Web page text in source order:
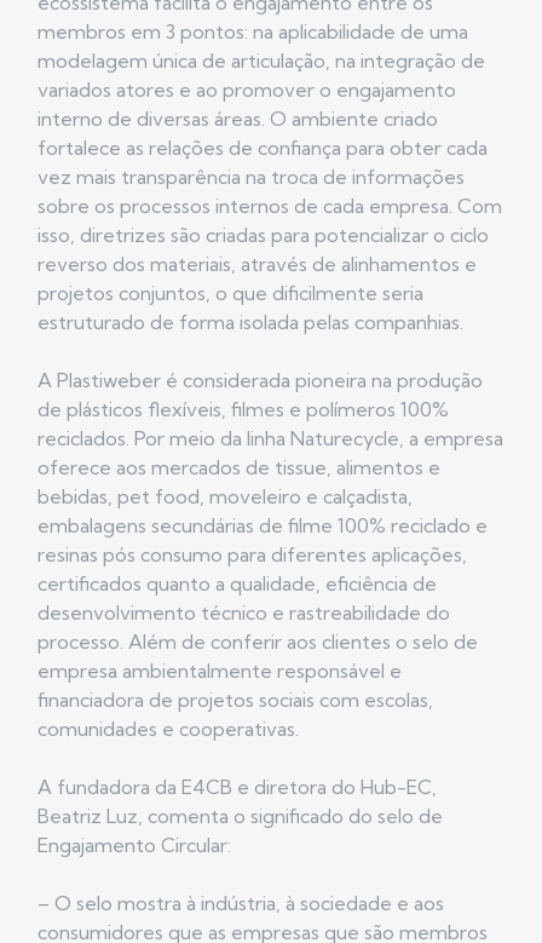
membros em 3 pontos: na aplicabilidade de uma
modelagem única de articulação, na integração de
variados atores e ao promover o engajamento
interno de diversas áreas. O ambiente criado
fortalece as relações de confiança para obter cada
vez mais transparência na troca de informações
sobre os processos internos de cada empresa. Com
isso, diretrizes são criadas para potencializar o ciclo
reverso dos materiais, através de alinhamentos e
projetos conjuntos, o que dificilmente seria
estruturado de forma isolada pelas companhias.
A Plastiweber é considerada pioneira na produção
de plásticos flexíveis, filmes e polímeros 100%
reciclados. Por meio da linha Naturecycle, a empresa
oferece aos mercados de tissue, alimentos e
bebidas, pet food, moveleiro e calçadista,
embalagens secundárias de filme 100% reciclado e
resinas pós consumo para diferentes aplicações,
certificados quanto a qualidade, eficiência de
desenvolvimento técnico e rastreabilidade do
processo. Além de conferir aos clientes o selo de
empresa ambientalmente responsável e
financiadora de projetos sociais com escolas,
comunidades e cooperativas.
A fundadora da E4CB e diretora do Hub-EC,
Beatriz Luz, comenta o significado do selo de
Engajamento Circular:
– O selo mostra à indústria, à sociedade e aos
consumidores que as empresas que são membros